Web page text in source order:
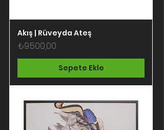
Akış | Rüveyda Ateş
Fiyat
₺9.500,00
Sepete Ekle